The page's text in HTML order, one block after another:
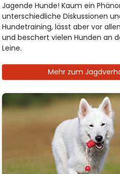
Jagende Hunde! Kaum ein
unterschiedliche Diskussionen
Hundetraining, lässt aber vor
und beschert vielen Hunden an
Leine.
Mehr zum